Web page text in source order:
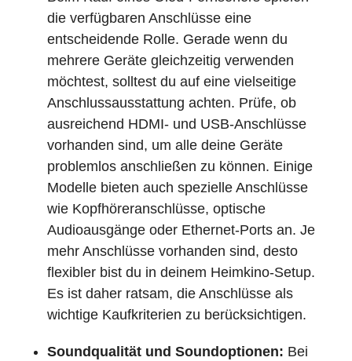
die verfügbaren Anschlüsse eine
entscheidende Rolle. Gerade wenn du
mehrere Geräte gleichzeitig verwenden
möchtest, solltest du auf eine vielseitige
Anschlussausstattung achten. Prüfe, ob
ausreichend HDMI- und USB-Anschlüsse
vorhanden sind, um alle deine Geräte
problemlos anschließen zu können. Einige
Modelle bieten auch spezielle Anschlüsse
wie Kopfhöreranschlüsse, optische
Audioausgänge oder Ethernet-Ports an. Je
mehr Anschlüsse vorhanden sind, desto
flexibler bist du in deinem Heimkino-Setup.
Es ist daher ratsam, die Anschlüsse als
wichtige Kaufkriterien zu berücksichtigen.
Soundqualität und Soundoptionen: Bei